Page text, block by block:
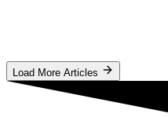
Load More Articles